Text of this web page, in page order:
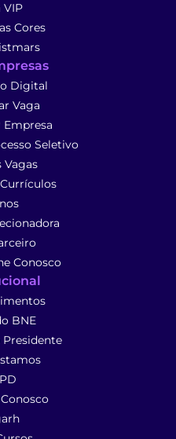
VIP
Cores
Digital
Vaga
Empresa
Seletivo
Vagas
Conosco
BNE